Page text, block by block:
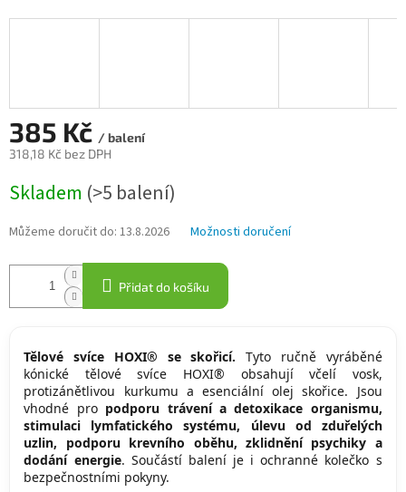
385 Kč / balení
318,18 Kč bez DPH
cena:
Skladem (>5 balení)
Můžeme doručit do: 13.8.2026 Možnosti doručení
Přidat do košíku
Tělové svíce HOXI® se skořicí. Tyto ručně vyráběné
kónické tělové svíce HOXI® obsahují včelí vosk,
protizánětlivou kurkumu a esenciální olej skořice. Jsou
vhodné pro podporu trávení a detoxikace organismu,
stimulaci lymfatického systému, úlevu od zduřelých
uzlin, podporu krevního oběhu, zklidnění psychiky a
dodání energie. Součástí balení je i ochranné kolečko s
bezpečnostními pokyny.